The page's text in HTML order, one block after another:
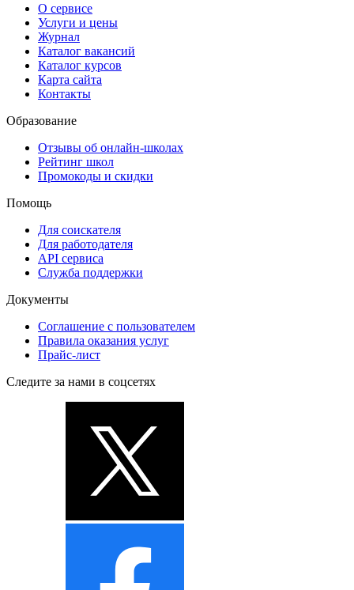
О сервисе
Услуги и цены
Журнал
Каталог вакансий
Каталог курсов
Карта сайта
Контакты
Образование
Отзывы об онлайн-школах
Рейтинг школ
Промокоды и скидки
Помощь
Для соискателя
Для работодателя
API сервиса
Служба поддержки
Документы
Соглашение с пользователем
Правила оказания услуг
Прайс-лист
Следите за нами в соцсетях